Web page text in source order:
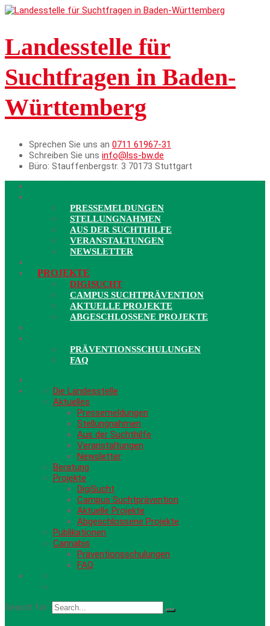
Landesstelle für
Suchtfragen in Baden-
Württemberg
Sprechen Sie uns an 0711 61967-31
Schreiben Sie uns info@lss-bw.de
Büro: Stauffenbergstr. 3 70173 Stuttgart
PRESSEMELDUNGEN
STELLUNGNAHMEN
AUS DER SUCHTHILFE
VERANSTALTUNGEN
NEWSLETTER
PROJEKTE
DIGISUCHT
CAMPUS SUCHTPRÄVENTION
AKTUELLE PROJEKTE
ABGESCHLOSSENE PROJEKTE
PRÄVENTIONSSCHULUNGEN
FAQ
Die Landesstelle
Aktuelles
Pressemeldungen
Stellungnahmen
Aus der Suchthilfe
Veranstaltungen
Newsletter
Beratung
Projekte
DigiSucht
Campus Suchtprävention
Aktuelle Projekte
Abgeschlossene Projekte
Publikationen
Cannabis
Präventionsschulungen
FAQ
Search for: